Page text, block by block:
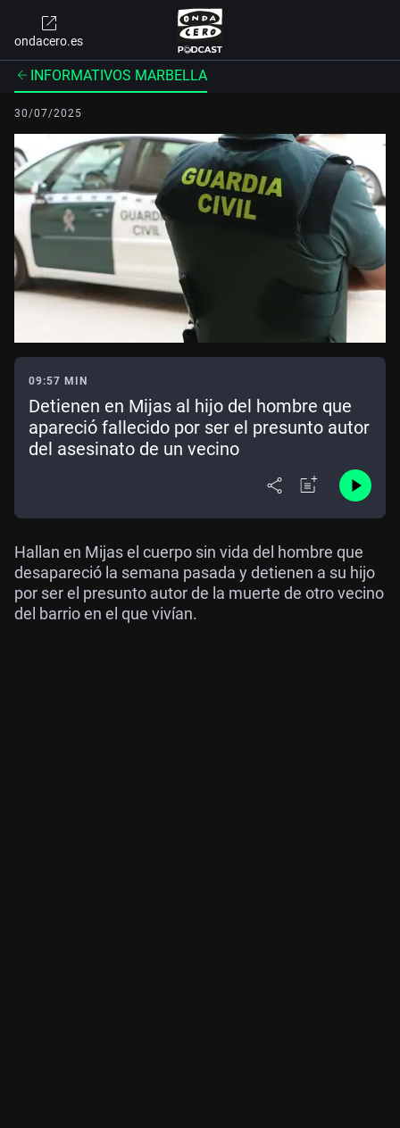
ondacero.es
INFORMATIVOS MARBELLA
30/07/2025
09:57 MIN
Detienen en Mijas al hijo del hombre que
apareció fallecido por ser el presunto autor
del asesinato de un vecino
Hallan en Mijas el cuerpo sin vida del hombre que
desapareció la semana pasada y detienen a su hijo
por ser el presunto autor de la muerte de otro vecino
del barrio en el que vivían.